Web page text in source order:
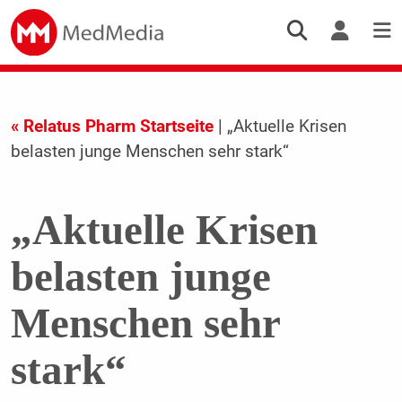
« Relatus Pharm Startseite| „Aktuelle Krisen
belasten junge Menschen sehr stark“
„Aktuelle Krisen
belasten junge
Menschen sehr
stark“